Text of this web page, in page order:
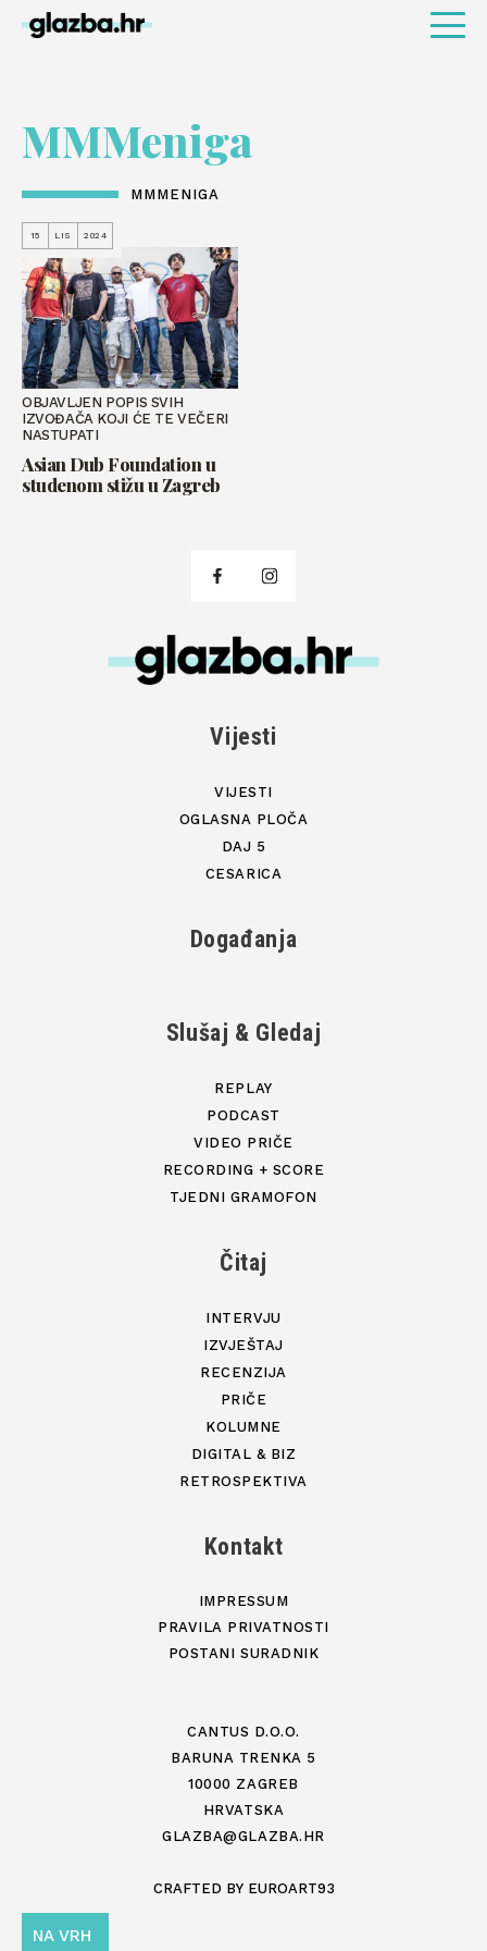
MMMeniga
MMMENIGA
15 LIS 2024
OBJAVLJEN POPIS SVIH
IZVOĐAČA KOJI ĆE TE VEČERI
NASTUPATI
Asian Dub Foundation u
studenom stižu u Zagreb
Vijesti
VIJESTI
OGLASNA PLOČA
DAJ 5
CESARICA
Događanja
Slušaj & Gledaj
REPLAY
PODCAST
VIDEO PRIČE
RECORDING + SCORE
TJEDNI GRAMOFON
Čitaj
INTERVJU
IZVJEŠTAJ
RECENZIJA
PRIČE
KOLUMNE
DIGITAL & BIZ
RETROSPEKTIVA
Kontakt
IMPRESSUM
PRAVILA PRIVATNOSTI
POSTANI SURADNIK
CANTUS D.O.O.
BARUNA TRENKA 5
10000 ZAGREB
HRVATSKA
GLAZBA@GLAZBA.HR
CRAFTED BY EUROART93
NA VRH